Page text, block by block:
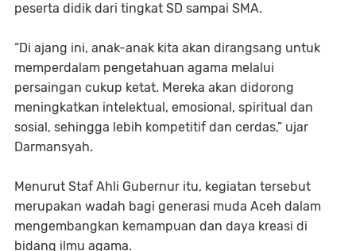
peserta didik dari tingkat SD sampai SMA.
“Di ajang ini, anak-anak kita akan dirangsang untuk
memperdalam pengetahuan agama melalui
persaingan cukup ketat. Mereka akan didorong
meningkatkan intelektual, emosional, spiritual dan
sosial, sehingga lebih kompetitif dan cerdas,” ujar
Darmansyah.
Menurut Staf Ahli Gubernur itu, kegiatan tersebut
merupakan wadah bagi generasi muda Aceh dalam
mengembangkan kemampuan dan daya kreasi di
bidang ilmu agama.